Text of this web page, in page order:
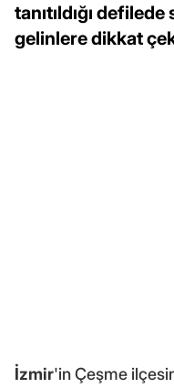
tanıtıldığı
gelinlere dikkat
İzmir'in Çeşme